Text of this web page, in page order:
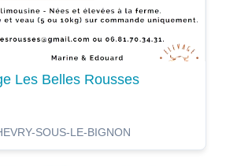
Les Belles Rousses
SOUS-LE-BIGNON